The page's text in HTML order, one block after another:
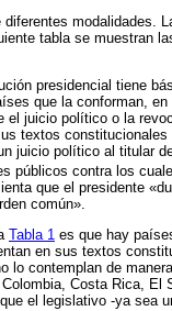
tabla se muestran
presidencial tiene
que la conforman,
juicio político o la
textos
juicio político al titular
públicos contra los
que el presidente
común».
Tabla 1 es que hay
en sus textos
lo contemplan de
Costa Rica, El
el legislativo -ya sea